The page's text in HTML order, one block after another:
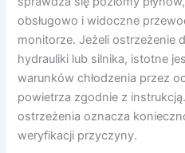
obsługowo i widoczne
monitorze. Jeżeli ostrzeżenie
hydrauliki lub silnika, istotne
warunków chłodzenia przez
powietrza zgodnie z
ostrzeżenia oznacza
weryfikacji przyczyny.